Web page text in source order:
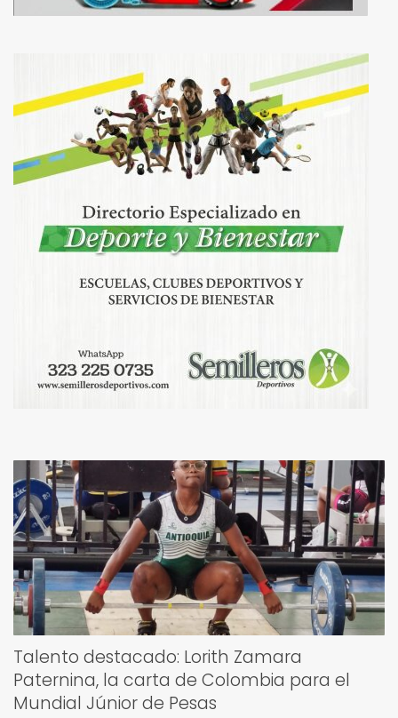
Talento destacado: Lorith Zamara
Paternina, la carta de Colombia para el
Mundial Júnior de Pesas